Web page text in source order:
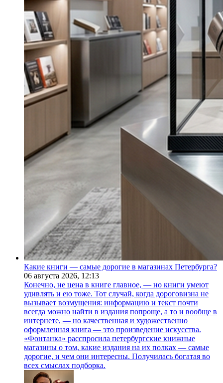
Какие книги — самые дорогие в магазинах Петербурга?
06 августа 2026, 12:13
Конечно, не цена в книге главное, — но книги умеют
удивлять и ею тоже. Тот случай, когда дороговизна не
вызывает возмущения: информацию и текст почти
всегда можно найти в издания попроще, а то и вообще в
интернете, — но качественная и художественно
оформленная книга — это произведение искусства.
«Фонтанка» расспросила петербургские книжные
магазины о том, какие издания на их полках — самые
дорогие, и чем они интересны. Получилась богатая во
всех смыслах подборка.